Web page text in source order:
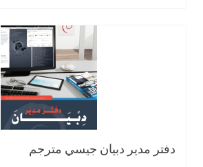
دفتر مدير دبيان جيسي مترجم